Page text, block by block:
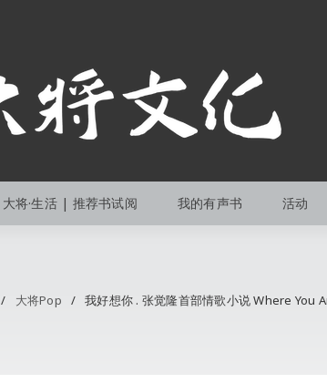
大将·生活 | 推荐书试阅 我的有声书 活动
/ 大将Pop / 我好想你 . 张觉隆首部情歌小说 Where You